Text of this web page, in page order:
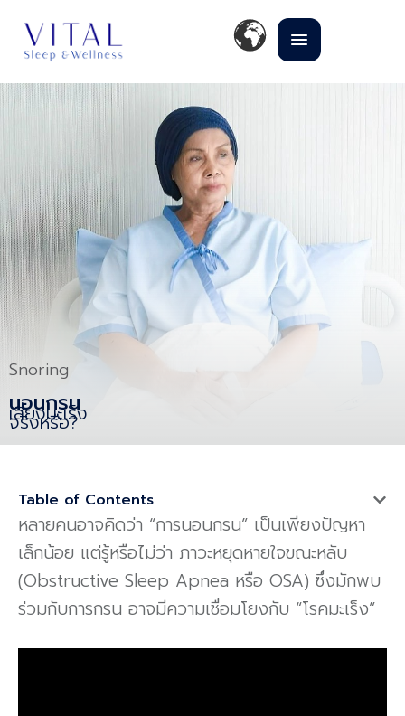
Snoring
นอนกรน
เสี่ยงมะเร็ง
จริงหรือ?
Table of Contents
หลายคนอาจคิดว่า “การนอนกรน” เป็นเพียงปัญหา
เล็กน้อย แต่รู้หรือไม่ว่า ภาวะหยุดหายใจขณะหลับ
(Obstructive Sleep Apnea หรือ OSA) ซึ่งมักพบ
ร่วมกับการกรน อาจมีความเชื่อมโยงกับ “โรคมะเร็ง”